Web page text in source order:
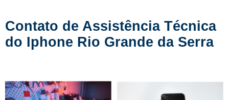
Contato de Assistência Técnica
do Iphone Rio Grande da Serra